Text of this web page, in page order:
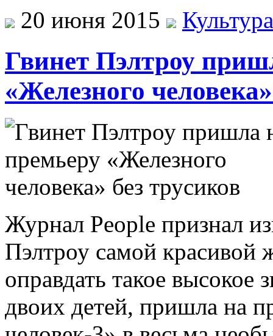
20 июня 2015 Культура
Гвинет Пэлтроу
«Железного
Журнал People признал
Пэлтроу самой
оправдать такое высокое
двоих детей, пришла на